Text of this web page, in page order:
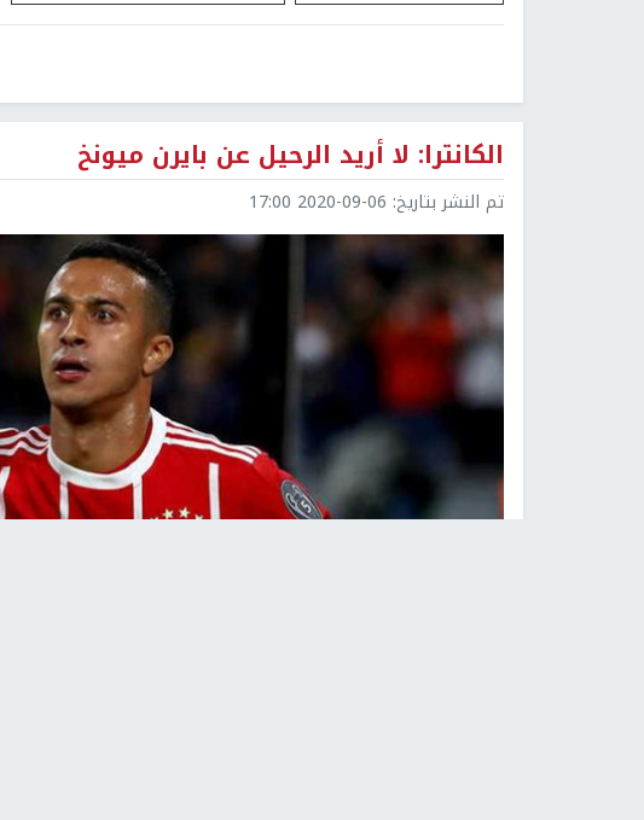
الكانترا: لا أريد الرحيل عن بايرن ميونخ
تم النشر بتاريخ: 2020-09-06 17:00